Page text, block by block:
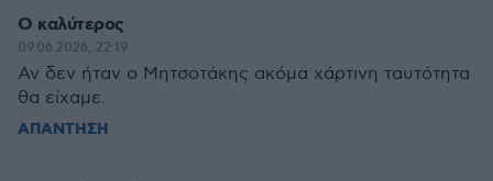
Ο καλύτερος
09.06.2026, 22:19
Αν δεν ήταν ο Μητσοτάκης ακόμα χάρτινη ταυτότητα
θα είχαμε.
ΑΠΑΝΤΗΣΗ